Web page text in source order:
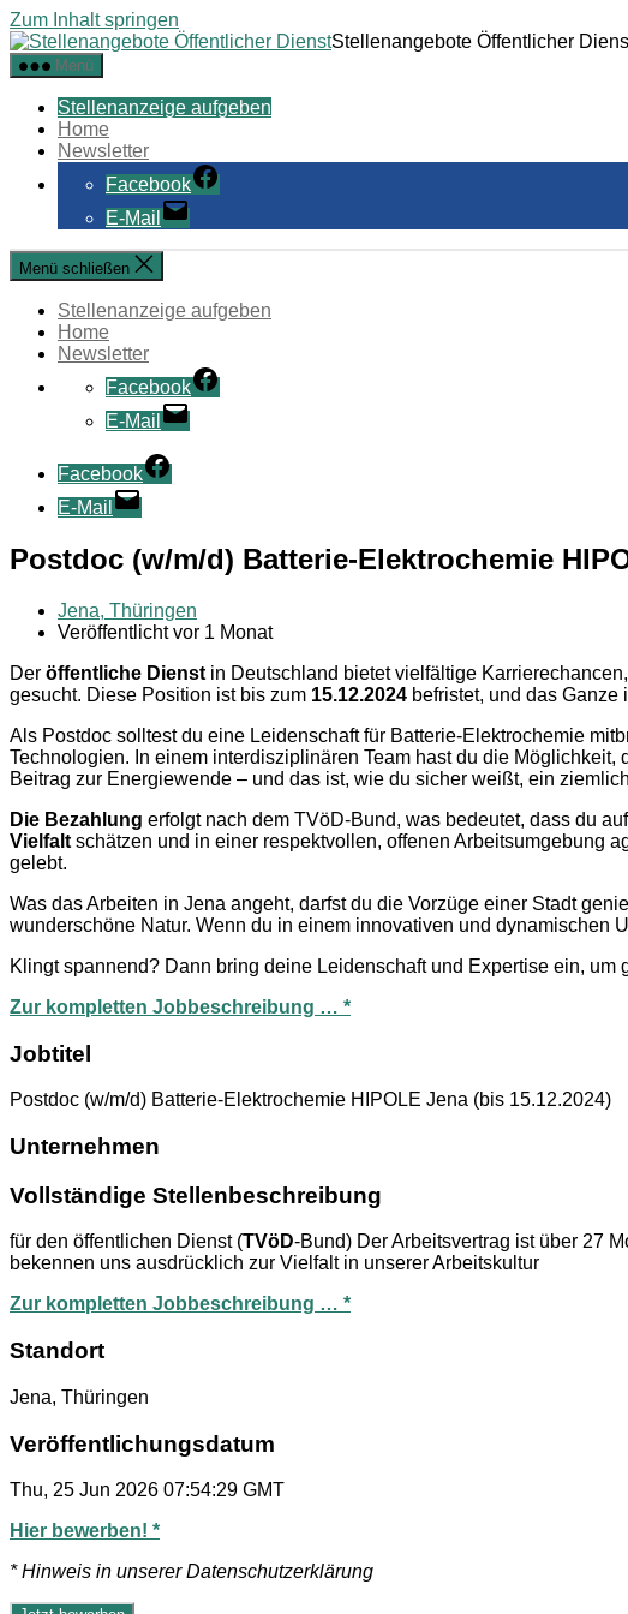
Zum Inhalt springen
Stellenangebote Öffentlicher
Menü
Stellenanzeige aufgeben
Home
Newsletter
Facebook
E-Mail
Menü schließen
Stellenanzeige aufgeben
Home
Newsletter
Facebook
E-Mail
Facebook
E-Mail
Postdoc (w/m/d) Batterie-Elektrochemie
Jena, Thüringen
Veröffentlicht vor 1 Monat
Der öffentliche Dienst in Deutschland bietet vielfältige
gesucht. Diese Position ist bis zum 15.12.2024 befristet, und das Ganze
Als Postdoc solltest du eine Leidenschaft für Batterie-Elektrochemie
Technologien. In einem interdisziplinären Team hast du die
Beitrag zur Energiewende – und das ist, wie du sicher weißt, ein
Die Bezahlung erfolgt nach dem TVöD-Bund, was bedeutet, dass du
Vielfalt schätzen und in einer respektvollen, offenen Arbeitsumgebung
gelebt.
Was das Arbeiten in Jena angeht, darfst du die Vorzüge einer Stadt
wunderschöne Natur. Wenn du in einem innovativen und dynamischen
Klingt spannend? Dann bring deine Leidenschaft und Expertise ein,
Zur kompletten Jobbeschreibung … *
Jobtitel
Postdoc (w/m/d) Batterie-Elektrochemie HIPOLE Jena (bis 15.12.2024)
Unternehmen
Vollständige Stellenbeschreibung
für den öffentlichen Dienst (TVöD-Bund) Der Arbeitsvertrag ist über 27
bekennen uns ausdrücklich zur Vielfalt in unserer Arbeitskultur
Zur kompletten Jobbeschreibung … *
Standort
Jena, Thüringen
Veröffentlichungsdatum
Thu, 25 Jun 2026 07:54:29 GMT
Hier bewerben! *
* Hinweis in unserer Datenschutzerklärung